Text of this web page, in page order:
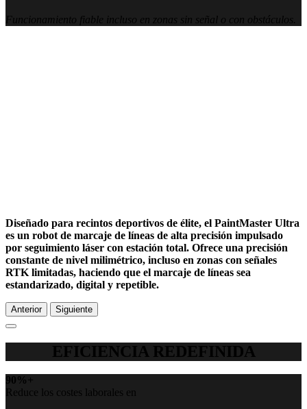
Funcionamiento fiable incluso en zonas sin señal o con obstáculos.
Navegación RTK
Diseñado para recintos deportivos de élite, el PaintMaster Ultra
es un robot de marcaje de líneas de alta precisión impulsado
por seguimiento láser con estación total. Ofrece una precisión
constante de nivel milimétrico, incluso en zonas con señales
RTK limitadas, haciendo que el marcaje de líneas sea
estandarizado, digital y repetible.
Anterior Siguiente
EFICIENCIA REDEFINIDA
90%+
Reduce los costes laborales en